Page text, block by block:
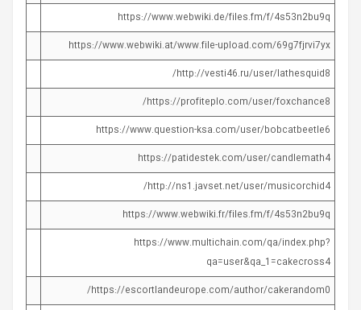
https://www.webwiki.de/files.fm/f/4s53n2bu9q
https://www.webwiki.at/www.file-upload.com/69g7fjrvi7yx
http://vesti46.ru/user/lathesquid8/
https://profiteplo.com/user/foxchance8/
https://www.question-ksa.com/user/bobcatbeetle6
https://patidestek.com/user/candlemath4
http://ns1.javset.net/user/musicorchid4/
https://www.webwiki.fr/files.fm/f/4s53n2bu9q
https://www.multichain.com/qa/index.php?
qa=user&qa_1=cakecross4
https://escortlandeurope.com/author/cakerandom0/